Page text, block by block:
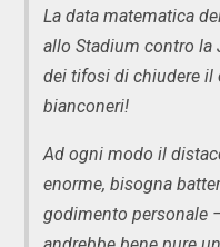
La data matematica
allo Stadium contro
dei tifosi di chiudere il
bianconeri!
Ad ogni modo il
enorme, bisogna
godimento personale